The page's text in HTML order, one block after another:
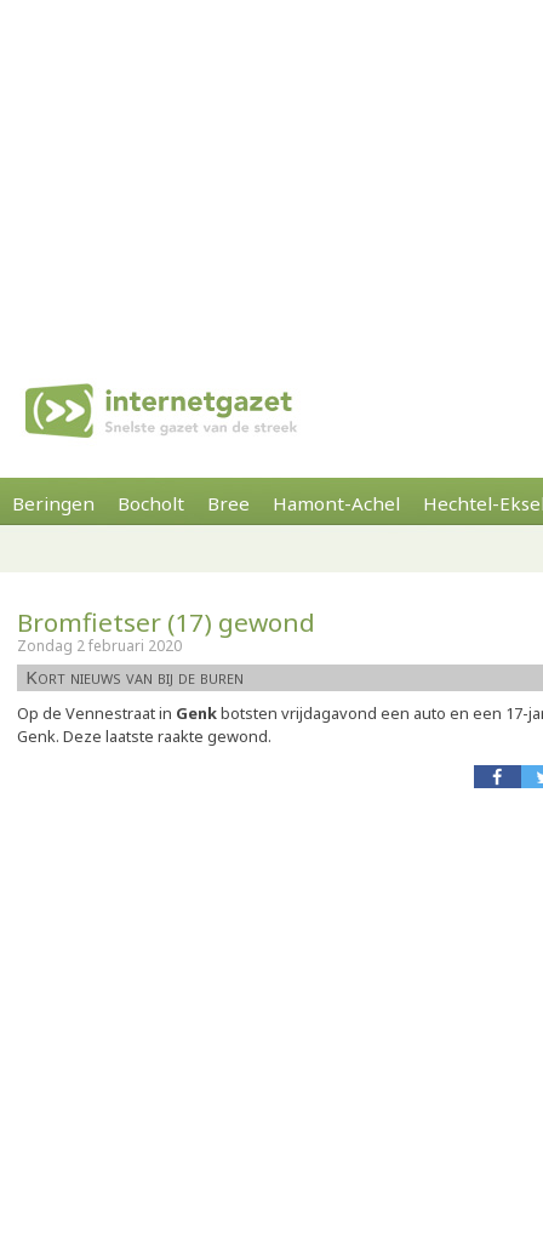
Beringen Bocholt Bree Hamont-Achel Hechtel-
Bromfietser (17) gewond
Zondag 2 februari 2020
Kort nieuws van bij de buren
Op de Vennestraat in Genkbotsten vrijdagavond een auto en een 17-
Genk. Deze laatste raakte gewond.